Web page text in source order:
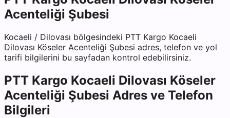
Acenteliği Şubesi
Kocaeli / Dilovası bölgesindeki PTT Kargo Kocaeli
Dilovası Köseler Acenteliği Şubesi adres, telefon ve yol
tarifi bilgilerini bu sayfadan kontrol edebilirsiniz.
PTT Kargo Kocaeli Dilovası Köseler
Acenteliği Şubesi Adres ve Telefon
Bilgileri